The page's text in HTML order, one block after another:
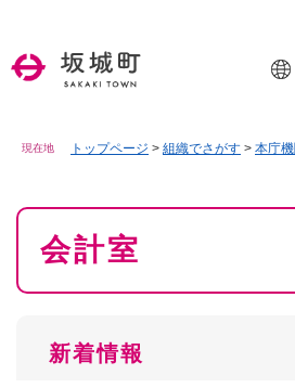
現在地 トップページ > 組織でさがす > 本庁
本
会計室
新着情報